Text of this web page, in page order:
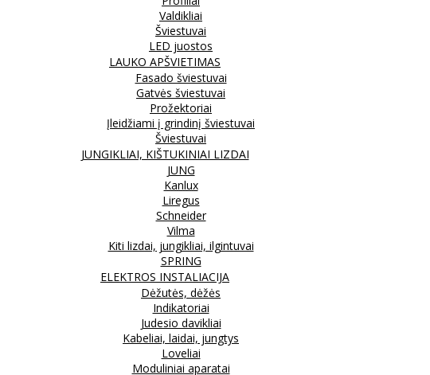
Valdikliai
Šviestuvai
LED juostos
LAUKO APŠVIETIMAS
Fasado šviestuvai
Gatvės šviestuvai
Prožektoriai
Įleidžiami į grindinį šviestuvai
Šviestuvai
JUNGIKLIAI, KIŠTUKINIAI LIZDAI
JUNG
Kanlux
Liregus
Schneider
Vilma
Kiti lizdai, jungikliai, ilgintuvai
SPRING
ELEKTROS INSTALIACIJA
Dėžutės, dėžės
Indikatoriai
Judesio davikliai
Kabeliai, laidai, jungtys
Loveliai
Moduliniai aparatai